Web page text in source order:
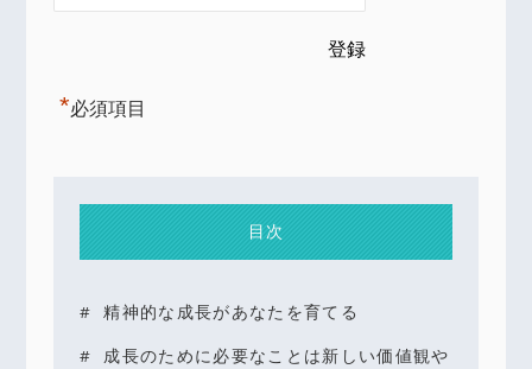
*必須項目
目次
精神的な成長があなたを育てる
成長のために必要なことは新しい価値観や